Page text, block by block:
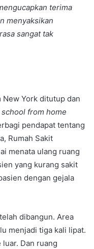
terima
menyaksikan
sangat tak
York ditutup dan
school from home
pendapat tentang
Rumah Sakit
menata ulang ruang
yang kurang sakit
dengan gejala
dibangun. Area
menjadi tiga kali lipat.
Dan ruang